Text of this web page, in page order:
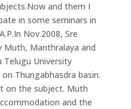
and them I
in some seminars in
Nov.2008, Sre
Muth, Manthralaya and
University
Thungabhasdra basin.
on the subject. Muth
and the